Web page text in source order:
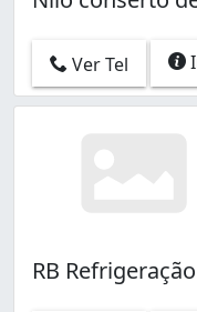
Ver Tel
RB Refrigeração